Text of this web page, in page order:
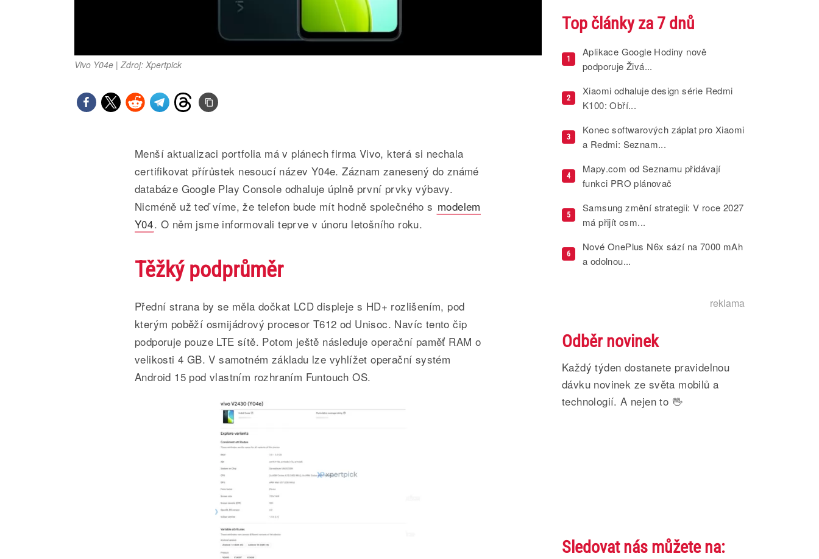
Vivo Y04e | Zdroj: Xpertpick
Menší aktualizaci portfolia má v plánech firma Vivo, která si nechala
certifikovat přírůstek nesoucí název Y04e. Záznam zanesený do známé
databáze Google Play Console odhaluje úplně první prvky výbavy.
Nicméně už teď víme, že telefon bude mít hodně společného s modelem
Y04. O něm jsme informovali teprve v únoru letošního roku.
Těžký podprůměr
Přední strana by se měla dočkat LCD displeje s HD+ rozlišením, pod
kterým poběží osmijádrový procesor T612 od Unisoc. Navíc tento čip
podporuje pouze LTE sítě. Potom ještě následuje operační paměť RAM o
velikosti 4 GB. V samotném základu lze vyhlížet operační systém
Android 15 pod vlastním rozhraním Funtouch OS.
Top články za 7 dnů
1
Aplikace Google Hodiny nově
podporuje Živá...
2
Xiaomi odhaluje design série Redmi
K100: Obří...
3
Konec softwarových záplat pro Xiaomi
a Redmi: Seznam...
4
Mapy.com od Seznamu přidávají
funkci PRO plánovač
5
Samsung změní strategii: V roce 2027
má přijít osm...
6
Nové OnePlus N6x sází na 7000 mAh
a odolnou...
reklama
Odběr novinek
Každý týden dostanete pravidelnou
dávku novinek ze světa mobilů a
technologií. A nejen to 🖖
Sledovat nás můžete na: